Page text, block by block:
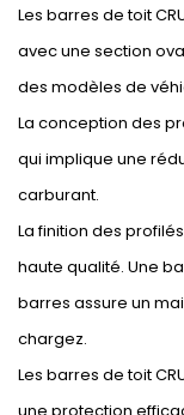
Les barres de toit
avec une section
des modèles de
La conception des
qui implique une
carburant.
La finition des
haute qualité. Une
barres assure un
chargez.
Les barres de toit